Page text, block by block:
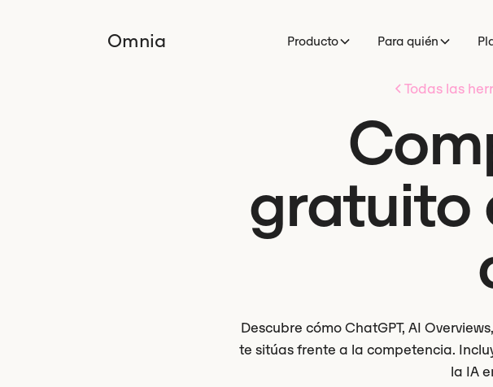
Omnia Producto Para quién
Todas las
gratuito
Descubre cómo ChatGPT, AI
te sitúas frente a la competencia.
la IA